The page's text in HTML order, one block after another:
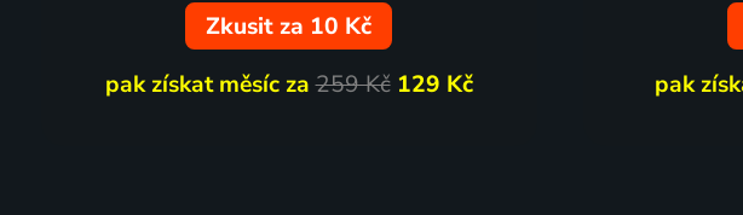
Zkusit za 10 Kč
pak získat měsíc za259 Kč 129 Kč
pak